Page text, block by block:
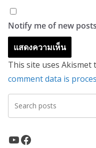
Notify me of new
This site uses Akismet
comment data is
YouTube Facebook